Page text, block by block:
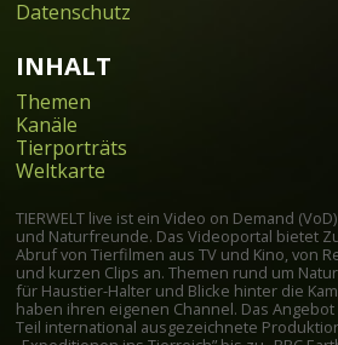
Datenschutz
INHALT
Themen
Kanäle
Tierporträts
Weltkarte
TIERWELT live ist ein Video on Demand
und Naturfreunde. Das Videoportal bietet
Abruf von Tierfilmen aus TV und Kino, von
und kurzen Clips an. Themen rund um
für Haustier-Halter und Blicke hinter die
haben ihren eigenen Channel. Das
Teil international ausgezeichnete